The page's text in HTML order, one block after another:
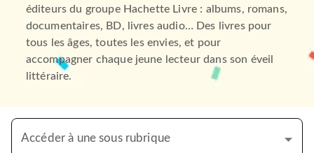
éditeurs du groupe Hachette Livre : albums, romans,
documentaires, BD, livres audio… Des livres pour
tous les âges, toutes les envies, et pour
accompagner chaque jeune lecteur dans son éveil
littéraire.
Accéder à une sous rubrique